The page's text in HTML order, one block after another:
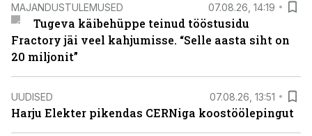
MAJANDUSTULEMUSED 07.08.26, 14:19
Tugeva käibehüppe teinud tööstusidu
Fractory jäi veel kahjumisse. “Selle aasta siht on
20 miljonit”
UUDISED 07.08.26, 13:51
Harju Elekter pikendas CERNiga koostöölepingut